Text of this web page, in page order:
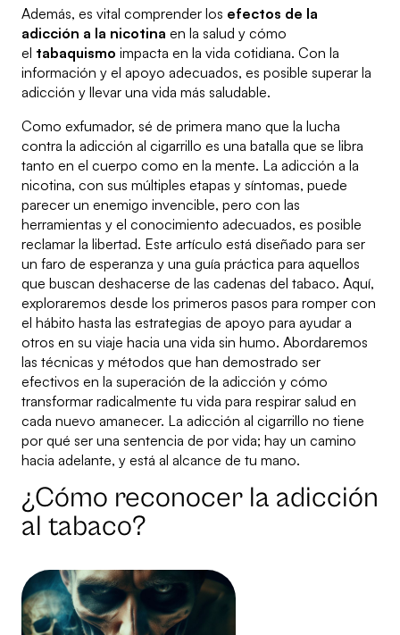
Además, es vital comprender los efectos de la
adicción a la nicotina en la salud y cómo
el tabaquismo impacta en la vida cotidiana. Con la
información y el apoyo adecuados, es posible superar la
adicción y llevar una vida más saludable.
Como exfumador, sé de primera mano que la lucha
contra la adicción al cigarrillo es una batalla que se libra
tanto en el cuerpo como en la mente. La adicción a la
nicotina, con sus múltiples etapas y síntomas, puede
parecer un enemigo invencible, pero con las
herramientas y el conocimiento adecuados, es posible
reclamar la libertad. Este artículo está diseñado para ser
un faro de esperanza y una guía práctica para aquellos
que buscan deshacerse de las cadenas del tabaco. Aquí,
exploraremos desde los primeros pasos para romper con
el hábito hasta las estrategias de apoyo para ayudar a
otros en su viaje hacia una vida sin humo. Abordaremos
las técnicas y métodos que han demostrado ser
efectivos en la superación de la adicción y cómo
transformar radicalmente tu vida para respirar salud en
cada nuevo amanecer. La adicción al cigarrillo no tiene
por qué ser una sentencia de por vida; hay un camino
hacia adelante, y está al alcance de tu mano.
¿Cómo reconocer la adicción
al tabaco?